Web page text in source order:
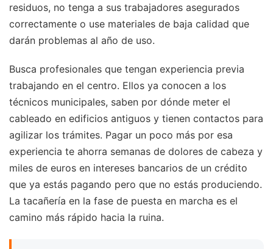
residuos, no tenga a sus trabajadores asegurados
correctamente o use materiales de baja calidad que
darán problemas al año de uso.
Busca profesionales que tengan experiencia previa
trabajando en el centro. Ellos ya conocen a los
técnicos municipales, saben por dónde meter el
cableado en edificios antiguos y tienen contactos para
agilizar los trámites. Pagar un poco más por esa
experiencia te ahorra semanas de dolores de cabeza y
miles de euros en intereses bancarios de un crédito
que ya estás pagando pero que no estás produciendo.
La tacañería en la fase de puesta en marcha es el
camino más rápido hacia la ruina.